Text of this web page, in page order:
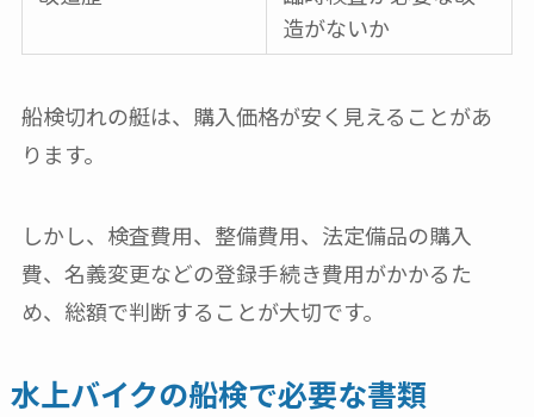
造がないか
船検切れの艇は、購入価格が安く見えることがあ
ります。
しかし、検査費用、整備費用、法定備品の購入
費、名義変更などの登録手続き費用がかかるた
め、総額で判断することが大切です。
水上バイクの船検で必要な書類